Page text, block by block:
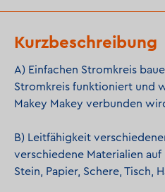
Kurzbeschreibung
A) Einfachen Stromkreis
Stromkreis funktioniert und
Makey Makey verbunden
B) Leitfähigkeit
verschiedene Materialien
Stein, Papier, Schere, Tisch,